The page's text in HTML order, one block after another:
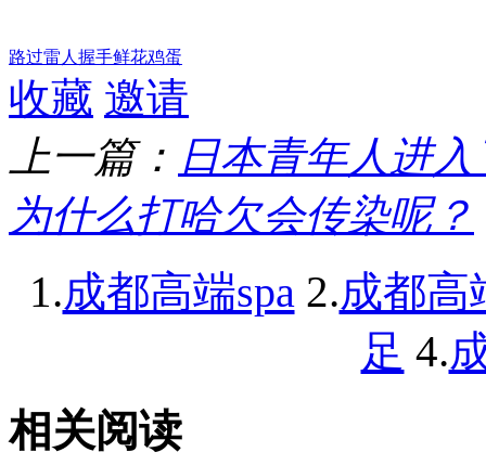
路过雷人 握手鲜花鸡蛋
收藏 邀请
上一篇： 日本青年人进
为什么打哈欠会传染呢？
1.成都高端spa 2.成都高
足 4.
相关阅读